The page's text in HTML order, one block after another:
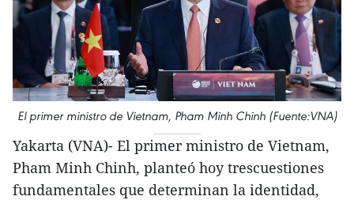
El primer ministro de Vietnam, Pham Minh Chinh (Fuente:VNA)
Yakarta (VNA)- El primer ministro de Vietnam,
Pham Minh Chinh, planteó hoy trescuestiones
fundamentales que determinan la identidad,